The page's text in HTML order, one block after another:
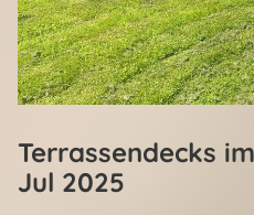
Terrassendecks
Jul 2025